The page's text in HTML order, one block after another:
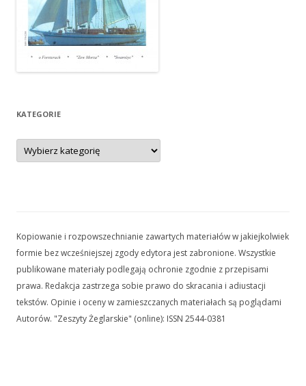
KATEGORIE
Kategorie
Kopiowanie i rozpowszechnianie zawartych materiałów w jakiejkolwiek
formie bez wcześniejszej zgody edytora jest zabronione. Wszystkie
publikowane materiały podlegają ochronie zgodnie z przepisami
prawa. Redakcja zastrzega sobie prawo do skracania i adiustacji
tekstów. Opinie i oceny w zamieszczanych materiałach są poglądami
Autorów. "Zeszyty Żeglarskie" (online): ISSN 2544-0381